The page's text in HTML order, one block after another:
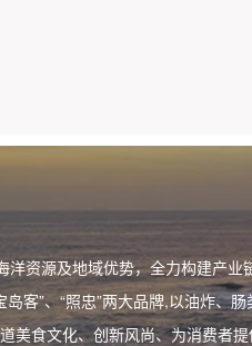
资源及地域优势，全力构建产
岛客”、“照忠”两大品牌,以油炸
美食文化、创新风尚、为消费者